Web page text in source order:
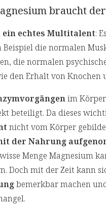
braucht
ein echtes Multitalent: Es
die normalen
die normalen
den Erhalt von Knochen
im
beteiligt. Da dieses
nicht vom Körper
der Nahrung
Menge Magnesium
Doch mit der Zeit kann
bemerkbar machen